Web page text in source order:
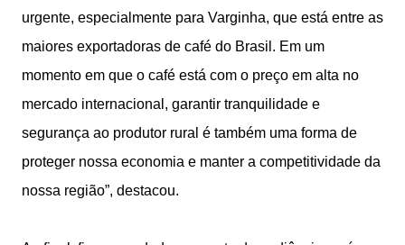
urgente, especialmente para Varginha, que está entre as
maiores exportadoras de café do Brasil. Em um
momento em que o café está com o preço em alta no
mercado internacional, garantir tranquilidade e
segurança ao produtor rural é também uma forma de
proteger nossa economia e manter a competitividade da
nossa região”, destacou.